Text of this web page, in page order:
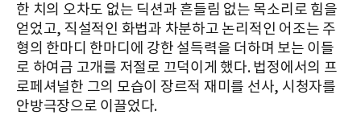
한 치의 오차도 없는 딕션과 흔들림 없는 목소리로 힘을
얻었고, 직설적인 화법과 차분하고 논리적인 어조는 주
형의 한마디 한마디에 강한 설득력을 더하며 보는 이들
로 하여금 고개를 저절로 끄덕이게 했다. 법정에서의 프
로페셔널한 그의 모습이 장르적 재미를 선사, 시청자를
안방극장으로 이끌었다.